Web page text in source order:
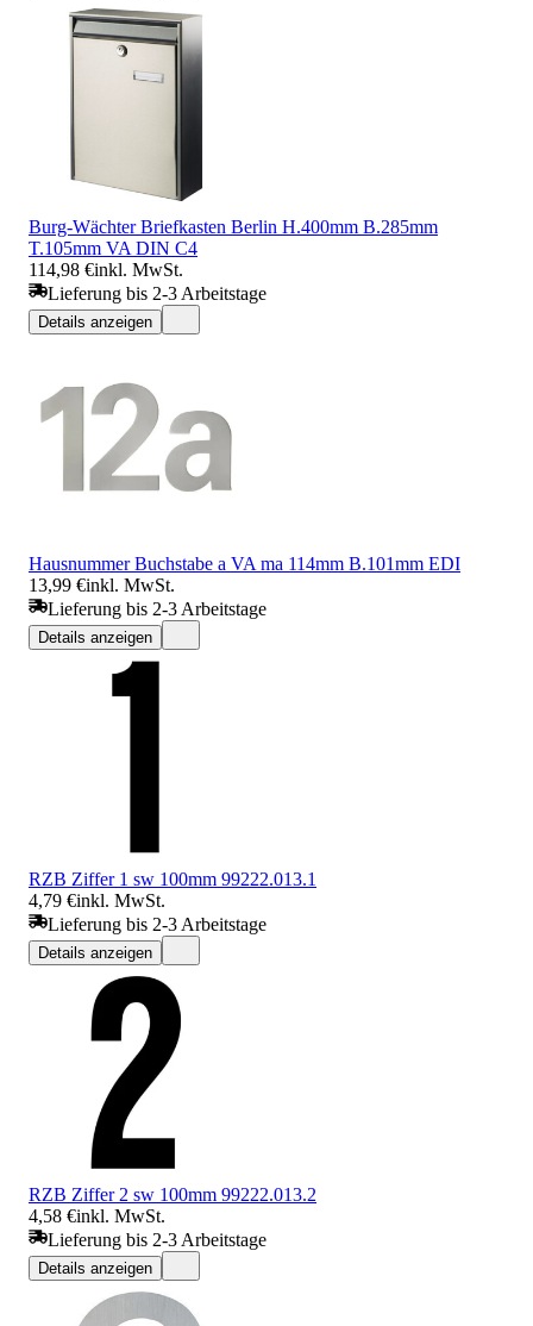
Burg-Wächter Briefkasten Berlin H.400mm B.285mm
T.105mm VA DIN C4
114,98 €inkl. MwSt.
Lieferung bis 2-3 Arbeitstage
Details anzeigen
Hausnummer Buchstabe a VA ma 114mm B.101mm EDI
13,99 €inkl. MwSt.
Lieferung bis 2-3 Arbeitstage
Details anzeigen
RZB Ziffer 1 sw 100mm 99222.013.1
4,79 €inkl. MwSt.
Lieferung bis 2-3 Arbeitstage
Details anzeigen
RZB Ziffer 2 sw 100mm 99222.013.2
4,58 €inkl. MwSt.
Lieferung bis 2-3 Arbeitstage
Details anzeigen